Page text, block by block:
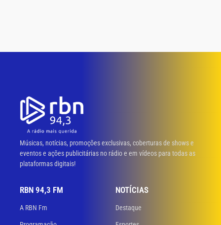
Músicas, notícias, promoções exclusivas, coberturas de shows e
eventos e ações publicitárias no rádio e em vídeos para todas as
plataformas digitais!
RBN 94,3 FM
A RBN Fm
NOTÍCIAS
Destaque